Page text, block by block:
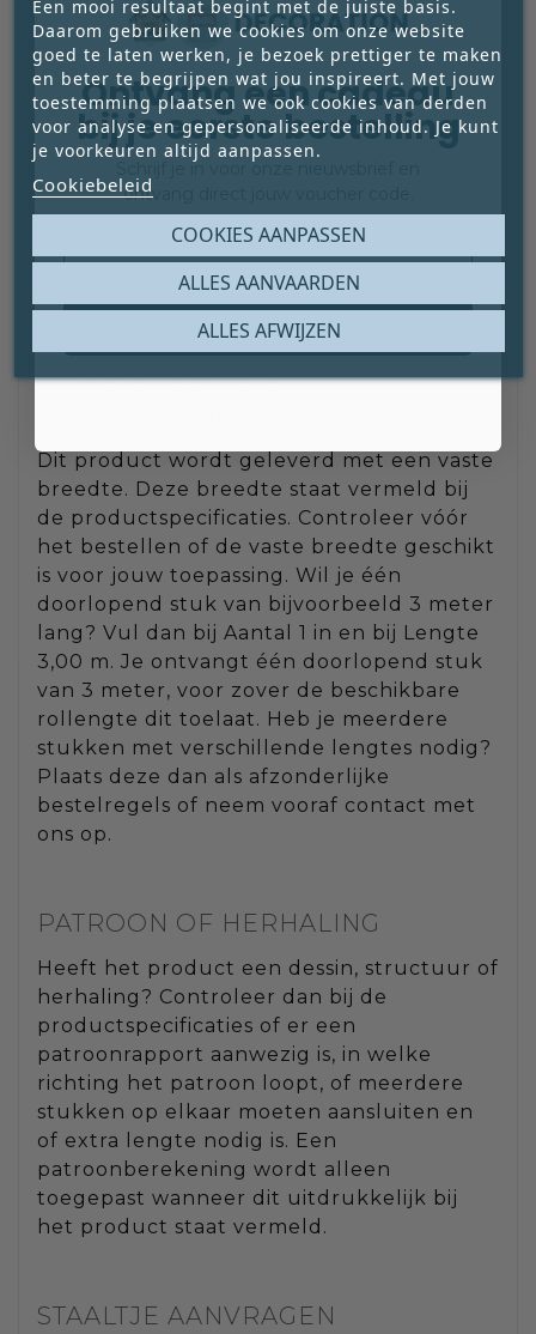
Aantal: vul het aantal afzonderlijke
stukken in dat je nodig hebt.
Lengte: vul de gewenste lengte per stuk
in. De ingevulde lengte geldt voor ieder
afzonderlijk stuk. Wil je bijvoorbeeld 2
stukken van elk 1,50 meter lang? Vul dan
bij Aantal 2 in en bij Lengte 1,50 m. Je
ontvangt twee afzonderlijke stukken van
elk 1,50 meter lang. De totale bestelde
lengte is in dit voorbeeld 3 meter.
VASTE BREEDTE EN
Dit product wordt geleverd met een vaste
breedte. Deze breedte staat vermeld bij
de productspecificaties. Controleer vóór
het bestellen of de vaste breedte geschikt
is voor jouw toepassing. Wil je één
doorlopend stuk van bijvoorbeeld 3 meter
lang? Vul dan bij Aantal 1 in en bij Lengte
3,00 m. Je ontvangt één doorlopend stuk
van 3 meter, voor zover de beschikbare
rollengte dit toelaat. Heb je meerdere
stukken met verschillende lengtes nodig?
Plaats deze dan als afzonderlijke
bestelregels of neem vooraf contact met
ons op.
PATROON OF HERHALING
Heeft het product een dessin, structuur of
herhaling? Controleer dan bij de
productspecificaties of er een
patroonrapport aanwezig is, in welke
richting het patroon loopt, of meerdere
stukken op elkaar moeten aansluiten en
of extra lengte nodig is. Een
patroonberekening wordt alleen
toegepast wanneer dit uitdrukkelijk bij
het product staat vermeld.
STAALTJE AANVRAGEN
Een mooi resultaat begint met de juiste basis.
Daarom gebruiken we cookies om onze website
goed te laten werken, je bezoek prettiger te maken
en beter te begrijpen wat jou inspireert. Met jouw
toestemming plaatsen we ook cookies van derden
voor analyse en gepersonaliseerde inhoud. Je kunt
je voorkeuren altijd aanpassen.
Cookiebeleid
COOKIES AANPASSEN
ALLES AFWIJZEN
ALLES AANVAARDEN
Ontvang een cadeau
bij je eerste bestelling
ontvang direct jouw voucher code.
Claim mijn gratis cadeau